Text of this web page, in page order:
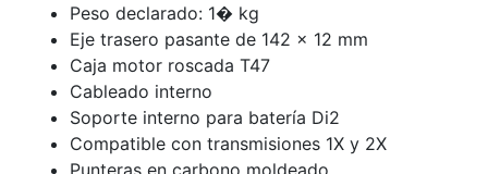
Peso declarado: 1� kg
Eje trasero pasante de 142 x 12 mm
Caja motor roscada T47
Cableado interno
Soporte interno para batería Di2
Compatible con transmisiones 1X y 2X